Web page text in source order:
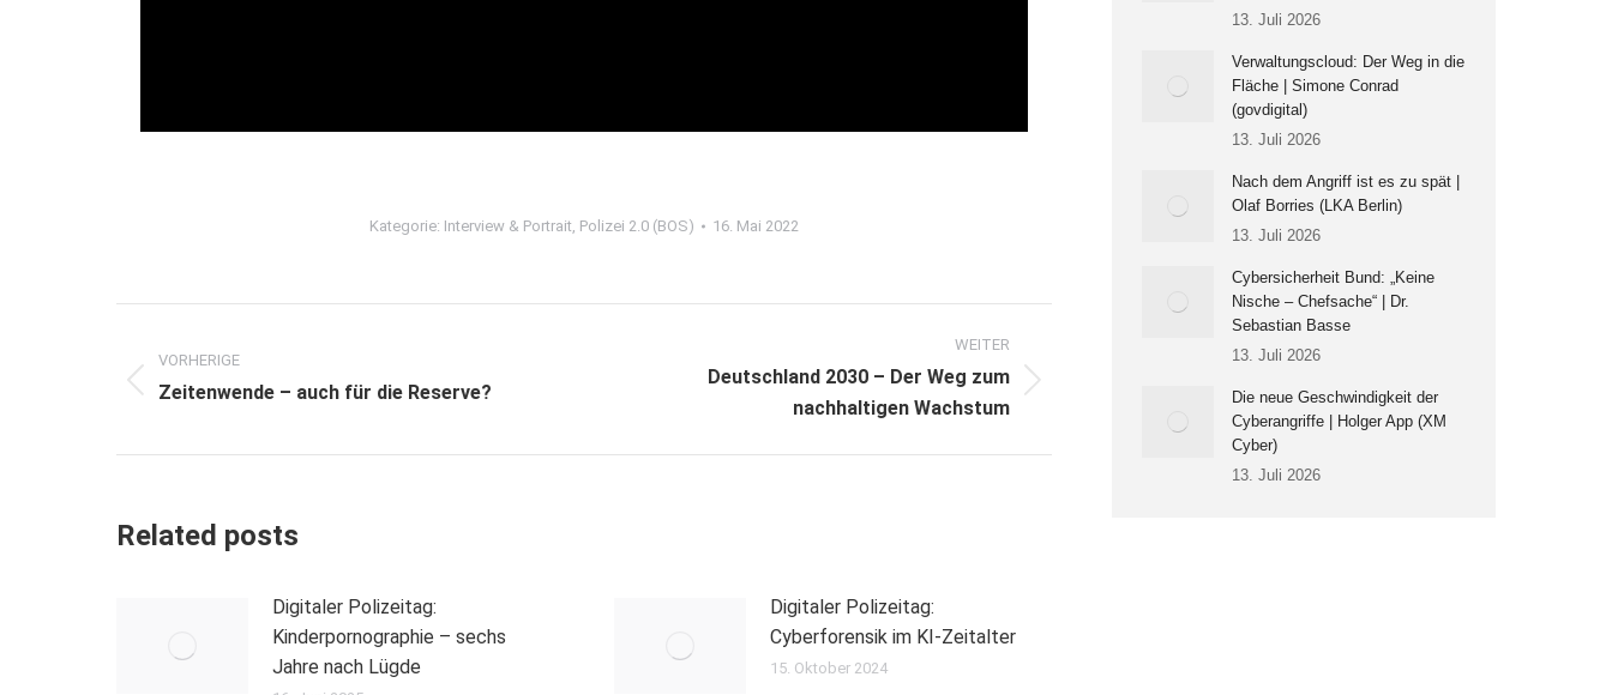
Kategorie: Interview & Portrait, Polizei 2.0 (BOS) 16. Mai 2022
VORHERIGE
Vorheriger
Zeitenwende – auch für die Reserve?
WEITER
Deutschland 2030 – Der Weg zum
nachhaltigen Wachstum
Related posts
Digitaler Polizeitag:
Kinderpornographie – sechs
Jahre nach Lügde
Digitaler Polizeitag:
Cyberforensik im KI-Zeitalter
15. Oktober 2024
13. Juli 2026
Verwaltungscloud: Der Weg in die
Fläche | Simone Conrad
(govdigital)
13. Juli 2026
Nach dem Angriff ist es zu spät |
Olaf Borries (LKA Berlin)
13. Juli 2026
Cybersicherheit Bund: „Keine
Nische – Chefsache“ | Dr.
Sebastian Basse
13. Juli 2026
Die neue Geschwindigkeit der
Cyberangriffe | Holger App (XM
Cyber)
13. Juli 2026